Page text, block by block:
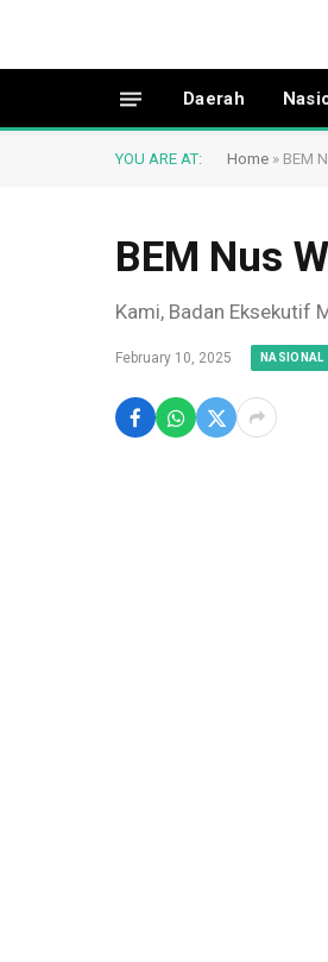
Daerah
YOU ARE AT: Home » BEM
BEM Nus
Kami, Badan Eksekutif
February 10, 2025 NASIONAL